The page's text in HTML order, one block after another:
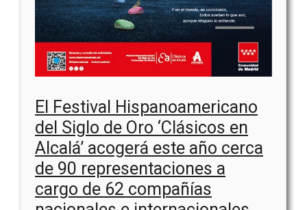
El Festival Hispanoamericano
del Siglo de Oro ‘Clásicos en
Alcalá’ acogerá este año cerca
de 90 representaciones a
cargo de 62 compañías